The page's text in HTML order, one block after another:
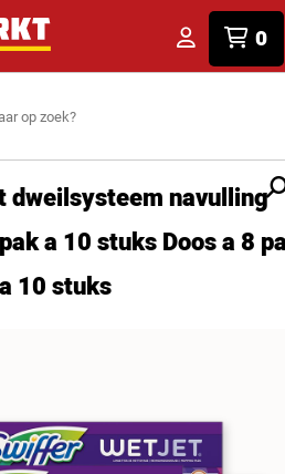
0
dweilsysteem navulling
a 10 stuks Doos a 8
a 10 stuks